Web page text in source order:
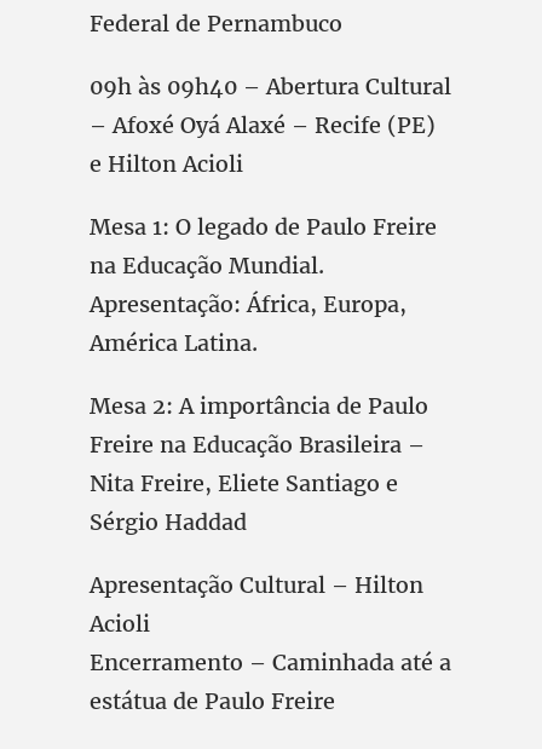
Federal de Pernambuco
09h às 09h40 – Abertura Cultural
– Afoxé Oyá Alaxé – Recife (PE)
e Hilton Acioli
Mesa 1: O legado de Paulo Freire
na Educação Mundial.
Apresentação: África, Europa,
América Latina.
Mesa 2: A importância de Paulo
Freire na Educação Brasileira –
Nita Freire, Eliete Santiago e
Sérgio Haddad
Apresentação Cultural – Hilton
Acioli
Encerramento – Caminhada até a
estátua de Paulo Freire